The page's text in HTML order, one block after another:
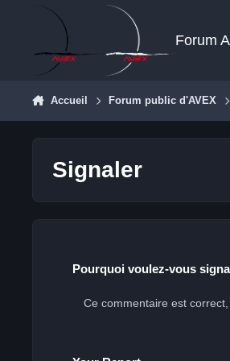
Aller au contenu
Forum
Accueil Forum public d'AVEX
Signaler
Pourquoi voulez-vous